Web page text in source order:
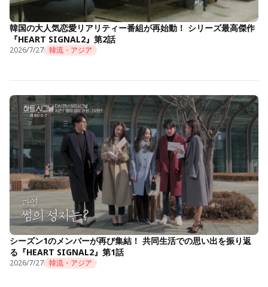
韓国の大人気恋愛リアリティー番組が再始動！ シリーズ最高傑作
『HEART SIGNAL2』第2話
2026/7/27 韓流・アジア
シーズン1のメンバーが再び集結！ 共同生活での思い出を振り返
る『HEART SIGNAL2』第1話
2026/7/27 韓流・アジア